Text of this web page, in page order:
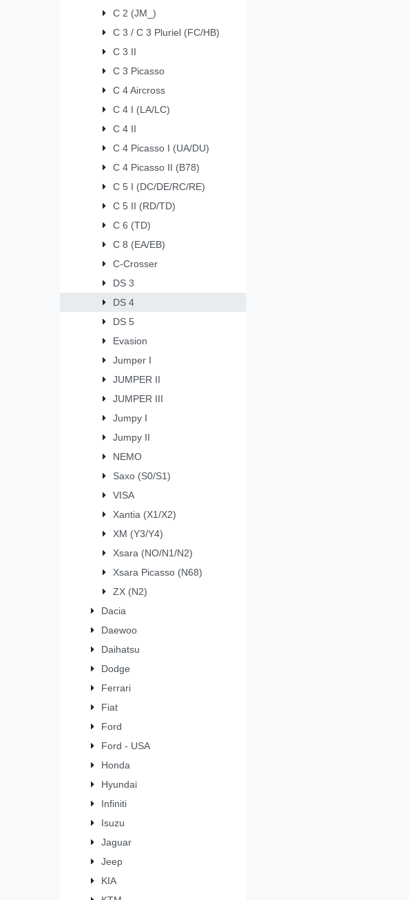
C 2 (JM_)
C 3 / C 3 Pluriel (FC/HB)
C 3 II
C 3 Picasso
C 4 Aircross
C 4 I (LA/LC)
C 4 II
C 4 Picasso I (UA/DU)
C 4 Picasso II (B78)
C 5 I (DC/DE/RC/RE)
C 5 II (RD/TD)
C 6 (TD)
C 8 (EA/EB)
C-Crosser
DS 3
DS 4
DS 5
Evasion
Jumper I
JUMPER II
JUMPER III
Jumpy I
Jumpy II
NEMO
Saxo (S0/S1)
VISA
Xantia (X1/X2)
XM (Y3/Y4)
Xsara (NO/N1/N2)
Xsara Picasso (N68)
ZX (N2)
Dacia
Daewoo
Daihatsu
Dodge
Ferrari
Fiat
Ford
Ford - USA
Honda
Hyundai
Infiniti
Isuzu
Jaguar
Jeep
KIA